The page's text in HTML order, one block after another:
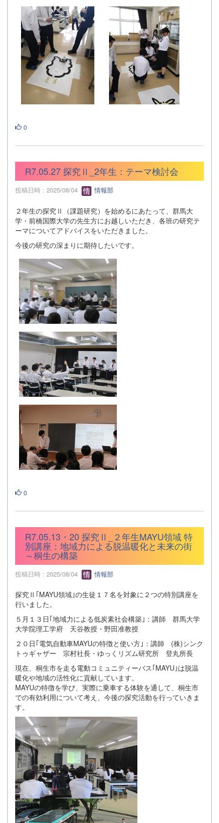
0
R7.05.27 探究Ⅱ_2年生：テーマ検討会
投稿日時 : 2025/08/04 情報部
２年生の探究Ⅱ（課題研究）を始めるにあたって、群馬大
学・前橋国際大学の先生方にお越しいただき、各班の研究テ
ーマについてアドバイスをいただきました。
今後の研究の深まりに期待したいです。
0
R7.05.13・20 探究Ⅱ_２年生MAYU領域 特
別講座：地域力による脱温暖化と未来の街
～桐生の構築
投稿日時 : 2025/08/04 情報部
探究Ⅱ｢MAYU領域｣の生徒１７名を対象に２つの特別講座を
行いました。
５月１３日｢地域力による低炭素社会構築｣：講師 群馬大学
大学院理工学府 天谷教授・野田准教授
２０日｢電気自動車MAYUの特徴と使い方｣：講師 (株)シンク
トゥギャザー 宗村社長・ゆっくリズム研究所 登丸所長
現在、桐生市を走る電動コミュニティーバス｢MAYU｣は脱温
暖化や地域の活性化に貢献しています。
MAYUの特徴を学び、実際に乗車する体験を通して、桐生市
での有効利用について考え、今後の探究活動を行っていきま
す。